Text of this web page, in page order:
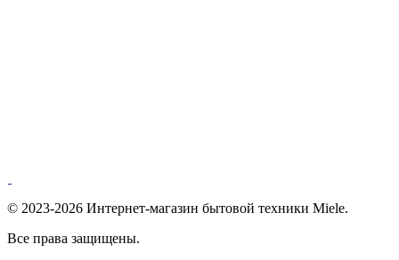
© 2023-2026 Интернет-магазин бытовой техники Miele.
Все права защищены.